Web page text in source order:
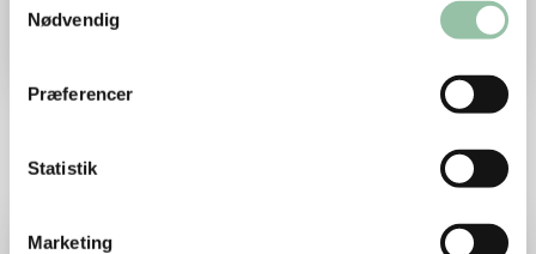
Nødvendig
Præferencer
Statistik
Marketing